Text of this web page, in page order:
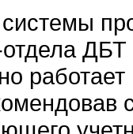
ДБТ